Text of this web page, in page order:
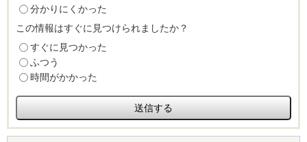
分かりにくかった
この情報はすぐに見つけられましたか？
すぐに見つかった
ふつう
時間がかかった